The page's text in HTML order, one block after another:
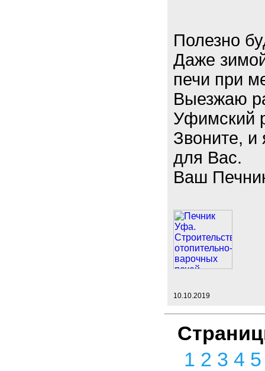
Полезно
Даже
печи при
Выезжаю
Уфимский
Звоните, и
для Вас.
Ваш
10.10.2019
1 2 3 4